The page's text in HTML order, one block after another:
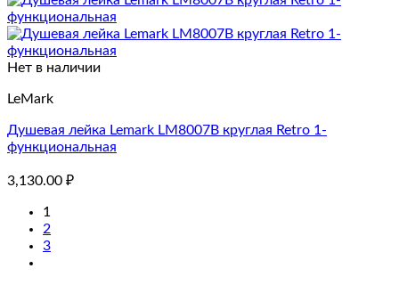
Нет в наличии
LeMark
Душевая лейка Lemark LM8007B круглая Retro 1-
функциональная
3,130.00 ₽
1
2
3